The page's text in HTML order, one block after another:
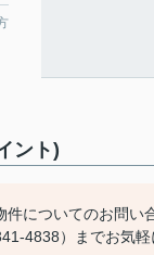
ント)
についてのお問い
4838）までお気軽